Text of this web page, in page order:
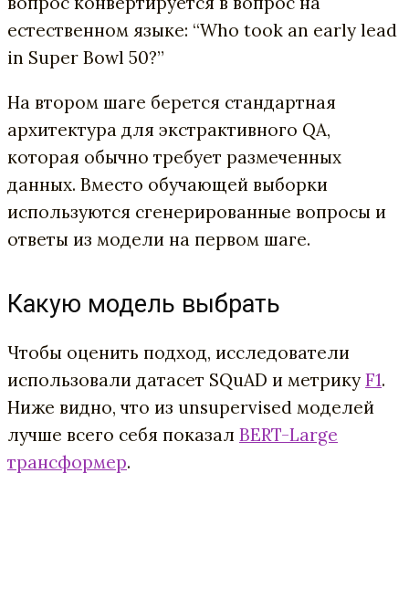
естественном языке: “Who took an early lead
in Super Bowl 50?”
На втором шаге берется стандартная
архитектура для экстрактивного QA,
которая обычно требует размеченных
данных. Вместо обучающей выборки
используются сгенерированные вопросы и
ответы из модели на первом шаге.
Какую модель выбрать
Чтобы оценить подход, исследователи
использовали датасет SQuAD и метрику F1.
Ниже видно, что из unsupervised моделей
лучше всего себя показал BERT-Large
трансформер.